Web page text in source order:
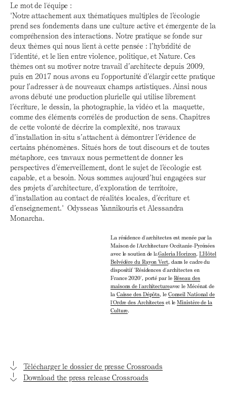
Le mot de l'équipe :
"Notre attachement aux thématiques multiples de l’écologie
prend ses fondements dans une culture active et émergente de la
compréhension des interactions. Notre pratique se fonde sur
deux thèmes qui nous lient à cette pensée : l’hybridité de
l’identité, et le lien entre violence, politique, et Nature. Ces
thèmes ont su motiver notre travail d’architecte depuis 2009,
puis en 2017 nous avons eu l’opportunité d’élargir cette pratique
pour l’adresser à de nouveaux champs artistiques. Ainsi nous
avons débuté une production plurielle qui utilise librement
l’écriture, le dessin, la photographie, la vidéo et la maquette,
comme des éléments corrélés de production de sens. Chapitres
de cette volonté de décrire la complexité, nos travaux
d’installation in-situ s’attachent à démontrer l’évidence de
certains phénomènes. Situés hors de tout discours et de toutes
métaphore, ces travaux nous permettent de donner les
perspectives d’émerveillement, dont le sujet de l’écologie est
capable, et a besoin. Nous sommes aujourd’hui engagées sur
des projets d’architecture, d’exploration de territoire,
d’installation au contact de réalités locales, d’écriture et
d’enseignement." Odysseas Yannikouris et Alessandra
Monarcha.
La résidence d'architectes est menée par la
Maison de l'Architecture Occitanie-Pyrénées
avec le soutien de laGaleria Horizon, L'Hôtel
Belvédère du Rayon Vert, dans le cadre du
dispositif "Résidences d'architectes en
France 2020", porté par le Réseau des
maisons de l'architectureavec le Mécénat de
la Caisse des Dépôts, le Conseil National de
l'Ordre des Architecteset leMinistère de la
Culture.
Télécharger le dossier de presse Crossroads
Download the press release Crossroads